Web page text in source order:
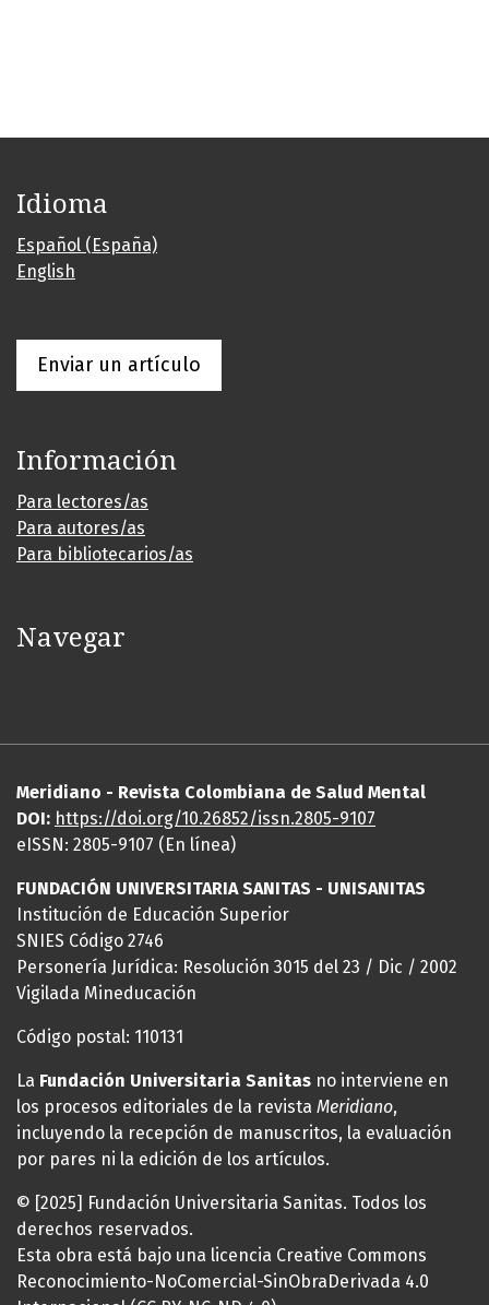
Idioma
Español (España)
English
Enviar un artículo
Información
Para lectores/as
Para autores/as
Para bibliotecarios/as
Navegar
Meridiano - Revista Colombiana de Salud Mental
DOI: https://doi.org/10.26852/issn.2805-9107
eISSN: 2805-9107 (En línea)
FUNDACIÓN UNIVERSITARIA SANITAS - UNISANITAS
Institución de Educación Superior
SNIES Código 2746
Personería Jurídica: Resolución 3015 del 23 / Dic / 2002
Vigilada Mineducación
Código postal: 110131
La Fundación Universitaria Sanitas no interviene en
los procesos editoriales de la revista Meridiano,
incluyendo la recepción de manuscritos, la evaluación
por pares ni la edición de los artículos.
© [2025] Fundación Universitaria Sanitas. Todos los
derechos reservados.
Esta obra está bajo una licencia Creative Commons
Reconocimiento-NoComercial-SinObraDerivada 4.0